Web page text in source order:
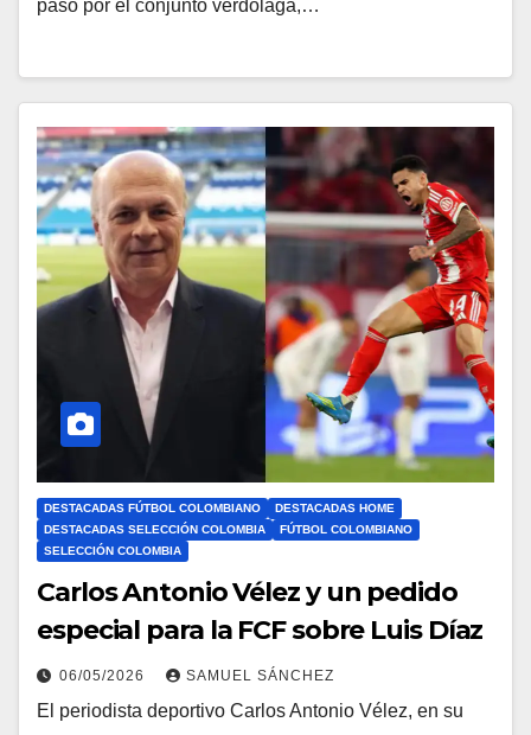
paso por el conjunto verdolaga,…
DESTACADAS FÚTBOL COLOMBIANO
DESTACADAS HOME
DESTACADAS SELECCIÓN COLOMBIA
FÚTBOL COLOMBIANO
SELECCIÓN COLOMBIA
Carlos Antonio Vélez y un pedido
especial para la FCF sobre Luis Díaz
06/05/2026 SAMUEL SÁNCHEZ
El periodista deportivo Carlos Antonio Vélez, en su